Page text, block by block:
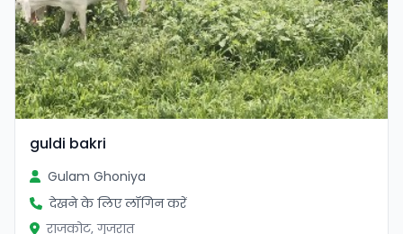
guldi bakri
Gulam Ghoniya
देखने के लिए लॉगिन करें
राजकोट, गुजरात